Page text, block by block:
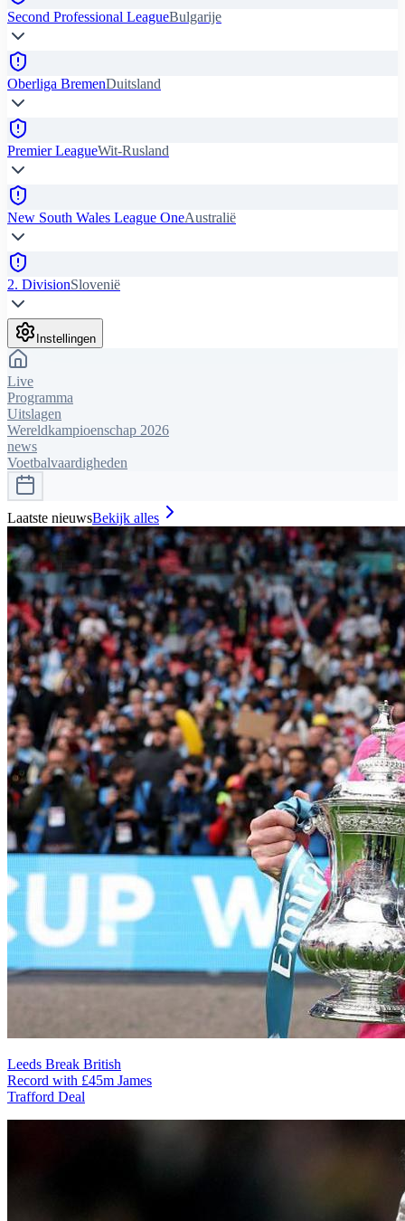
Second Professional LeagueBulgarije
Oberliga BremenDuitsland
Premier LeagueWit-Rusland
New South Wales League OneAustralië
2. DivisionSlovenië
Instellingen
Live
Programma
Uitslagen
Wereldkampioenschap 2026
news
Voetbalvaardigheden
Laatste nieuwsBekijk alles
Leeds Break British
Record with £45m James
Trafford Deal